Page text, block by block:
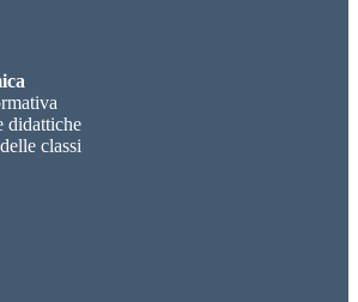
didattiche
classi